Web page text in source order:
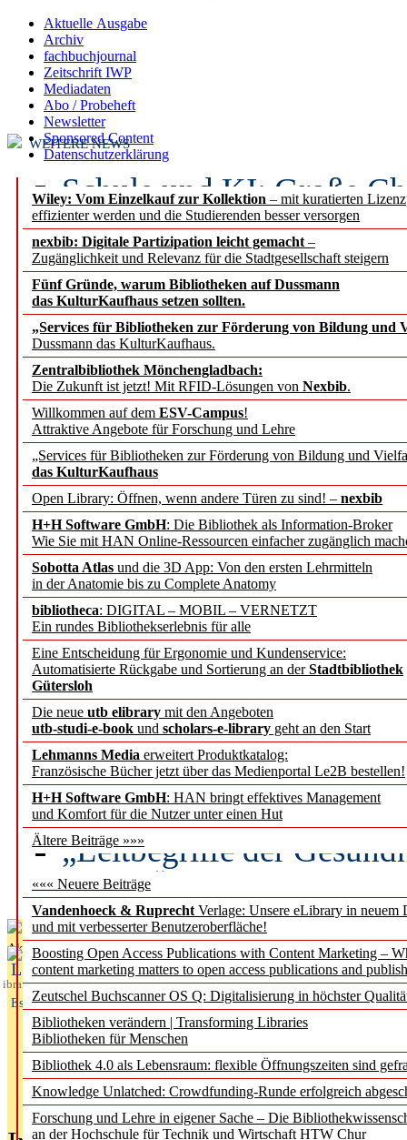
Aktuelle Ausgabe
Archiv
fachbuchjournal
Zeitschrift IWP
Mediadaten
Abo / Probeheft
Newsletter
Sponsored Content
Datenschutzerklärung
Wiley: Vom Einzelkauf zur Kollektion – mit kuratierten
effizienter werden und die Studierenden besser versorgen
nexbib: Digitale Partizipation leicht gemacht –
Zugänglichkeit und Relevanz für die Stadtgesellschaft steigern
Fünf Gründe, warum Bibliotheken auf Dussmann
das KulturKaufhaus setzen sollten.
„Services für Bibliotheken zur Förderung von Bildung und
Dussmann das KulturKaufhaus.
Zentralbibliothek Mönchengladbach:
Die Zukunft ist jetzt! Mit RFID-Lösungen von Nexbib.
Willkommen auf dem ESV-Campus!
Attraktive Angebote für Forschung und Lehre
„Services für Bibliotheken zur Förderung von Bildung und
das KulturKaufhaus
Open Library: Öffnen, wenn andere Türen zu sind! – nexbib
H+H Software GmbH: Die Bibliothek als Information-Broker
Wie Sie mit HAN Online-Ressourcen einfacher zugänglich
Sobotta Atlas und die 3D App: Von den ersten Lehrmitteln
in der Anatomie bis zu Complete Anatomy
bibliotheca: DIGITAL – MOBIL – VERNETZT
Ein rundes Bibliothekserlebnis für alle
Eine Entscheidung für Ergonomie und Kundenservice:
Automatisierte Rückgabe und Sortierung an derStadtbibliothek
Gütersloh
Die neue utb elibrary mit den Angeboten
utb-studi-e-book und scholars-e-library geht an den Start
Lehmanns Media erweitert Produktkatalog:
Französische Bücher jetzt über das Medienportal Le2B bestellen!
H+H Software GmbH: HAN bringt effektives Management
und Komfort für die Nutzer unter einen Hut
Ältere Beiträge »»»
««« Neuere Beiträge
Vandenhoeck & Ruprecht Verlage: Unsere eLibrary in neuem
und mit verbesserter Benutzeroberfläche!
Boosting Open Access Publications with Content Marketing –
content marketing matters to open access publications and
Zeutschel Buchscanner OS Q: Digitalisierung in höchster
Bibliotheken verändern | Transforming Libraries
Bibliotheken für Menschen
Bibliothek 4.0 als Lebensraum: flexible Öffnungszeiten sind
Knowledge Unlatched: Crowdfunding-Runde erfolgreich
Forschung und Lehre in eigener Sache – Die
an der Hochschule für Technik und Wirtschaft HTW Chur
WEITERE NEWS
Schule und KI: Große
Voraussetzungen
Erfolgreiches erstes
Segment Research –
angepasst
konstruktiv!
Mohr Siebeck
und die Zeitschrift für
Francke Attempto
EBSCO Information
Recherchefunktionen in
Sorbisches Institut neu
Geschichte und
Künstliche Intelligenz
besser zu verstehen
„Leitbegriffe der
des BIÖG erscheinen
Aktuelles aus
L
ibrary
Essentials